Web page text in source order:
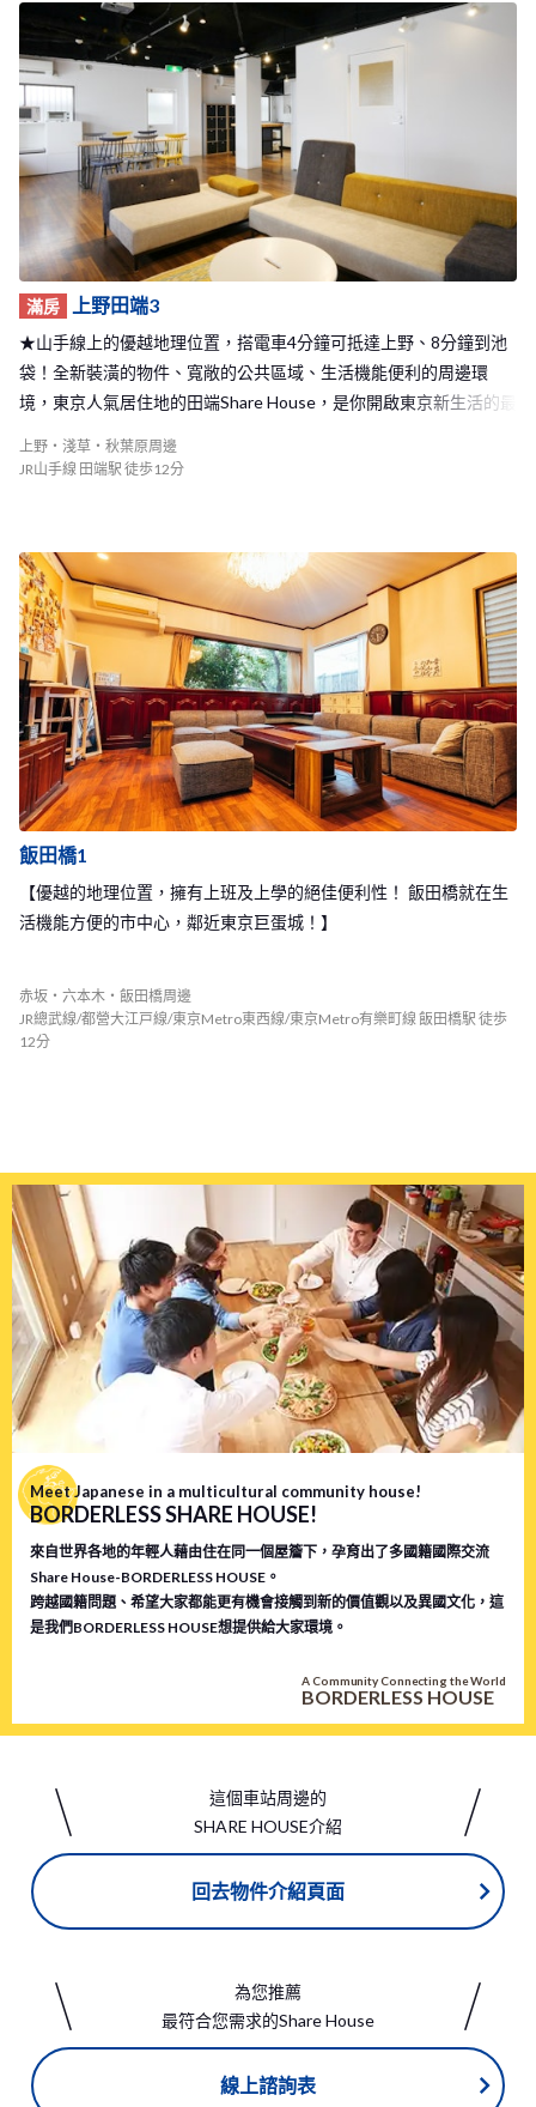
的小家庭，大家感情都非常好，在休假的時候可以和室友們一起到
東京各地玩，或是在家開派對，平常也能聊聊天互相學習彼此的語
言或是交流彼此的國家文化，歡迎你加入BORDERLESS HOUSE上
野田端1和來自世界各地的人一起在東京快樂的生活唷。
滿房 上野田端3
★山手線上的優越地理位置，搭電車4分鐘可抵達上野、8分鐘到池
袋！全新裝潢的物件、寬敞的公共區域、生活機能便利的周邊環
境，東京人氣居住地的田端Share House，是你開啟東京新生活的最
上野・淺草・秋葉原周邊
JR山手線 田端駅 徒歩12分
飯田橋1
【優越的地理位置，擁有上班及上學的絕佳便利性！ 飯田橋就在生
活機能方便的市中心，鄰近東京巨蛋城！】
赤坂・六本木・飯田橋周邊
JR總武線/都營大江戸線/東京Metro東西線/東京Metro有樂町線 飯田橋駅 徒歩
12分
Meet Japanese in a multicultural community house!
BORDERLESS SHARE HOUSE!
來自世界各地的年輕人藉由住在同一個屋簷下，孕育出了多國籍國際交流
Share House-BORDERLESS HOUSE。
跨越國籍問題、希望大家都能更有機會接觸到新的價值觀以及異國文化，這
是我們BORDERLESS HOUSE想提供給大家環境。
A Community Connecting the World
BORDERLESS HOUSE
這個車站周邊的
SHARE HOUSE介紹
回去物件介紹頁面
為您推薦
最符合您需求的Share House
線上諮詢表